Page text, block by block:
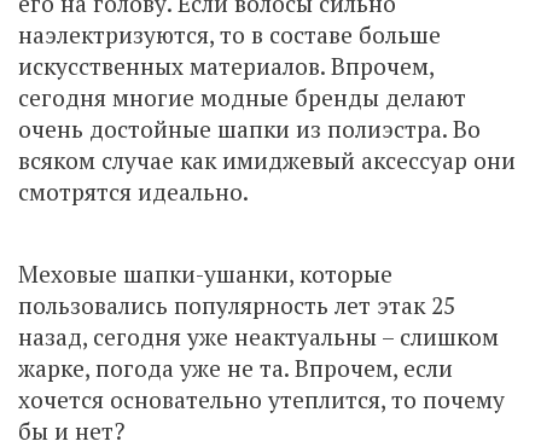
наэлектризуются, то в составе больше
искусственных материалов. Впрочем,
сегодня многие модные бренды делают
очень достойные шапки из полиэстра. Во
всяком случае как имиджевый аксессуар они
смотрятся идеально.
Меховые шапки-ушанки, которые
пользовались популярность лет этак 25
назад, сегодня уже неактуальны – слишком
жарке, погода уже не та. Впрочем, если
хочется основательно утеплится, то почему
бы и нет?